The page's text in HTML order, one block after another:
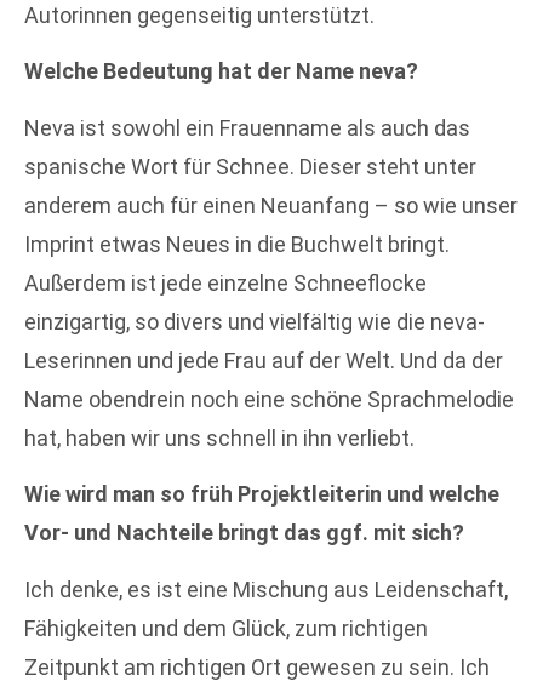
Autorinnen gegenseitig unterstützt.
Welche Bedeutung hat der Name neva?
Neva ist sowohl ein Frauenname als auch das
spanische Wort für Schnee. Dieser steht unter
anderem auch für einen Neuanfang – so wie unser
Imprint etwas Neues in die Buchwelt bringt.
Außerdem ist jede einzelne Schneeflocke
einzigartig, so divers und vielfältig wie die neva-
Leserinnen und jede Frau auf der Welt. Und da der
Name obendrein noch eine schöne Sprachmelodie
hat, haben wir uns schnell in ihn verliebt.
Wie wird man so früh Projektleiterin und welche
Vor- und Nachteile bringt das ggf. mit sich?
Ich denke, es ist eine Mischung aus Leidenschaft,
Fähigkeiten und dem Glück, zum richtigen
Zeitpunkt am richtigen Ort gewesen zu sein. Ich